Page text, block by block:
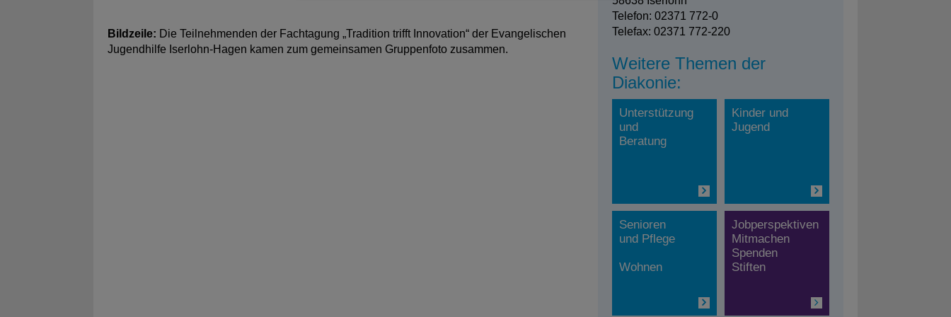
Bildzeile: Die Teilnehmenden der Fachtagung „Tradition trifft Innovation“ der Evangelischen
Jugendhilfe Iserlohn-Hagen kamen zum gemeinsamen Gruppenfoto zusammen.
Telefon: 02371 772-0
Telefax: 02371 772-220
Weitere Themen der
Diakonie:
Unterstützung
und
Beratung
Kinder und
Jugend
Senioren
und Pflege
Wohnen
Jobperspektiven
Mitmachen
Spenden
Stiften